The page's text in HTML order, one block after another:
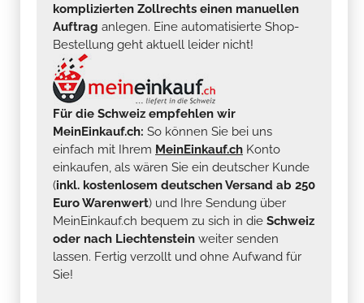
komplizierten Zollrechts einen manuellen
Auftrag anlegen. Eine automatisierte Shop-
Bestellung geht aktuell leider nicht!
Für die Schweiz empfehlen wir
MeinEinkauf.ch: So können Sie bei uns
einfach mit Ihrem MeinEinkauf.ch Konto
einkaufen, als wären Sie ein deutscher Kunde
(inkl. kostenlosem deutschen Versand ab 250
Euro Warenwert) und Ihre Sendung über
MeinEinkauf.ch bequem zu sich in die Schweiz
oder nach Liechtenstein weiter senden
lassen. Fertig verzollt und ohne Aufwand für
Sie!